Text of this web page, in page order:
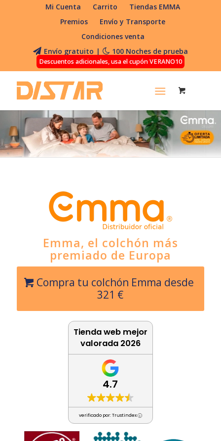
Mi Cuenta Carrito
Tiendas EMMA
Premios
Envío y Transporte
Condiciones venta
Envío gratuito | 100 Noches de prueba
Descuentos adicionales, usa el cupón VERANO10
Emma, el colchón más
premiado de Europa
Compra tu colchón Emma desde
321 €
Tienda web mejor
valorada 2026
4.7
verificado por: Trustindex